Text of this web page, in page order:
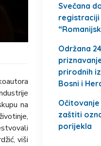
na
viši
Svečana
registraciji
Održana
prirodnih
Bosni i
zaštiti
porijekla